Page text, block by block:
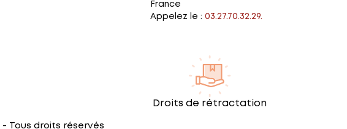
France
Appelez le : 03.27.70.32.29.
Droits de rétractation
- Tous droits réservés